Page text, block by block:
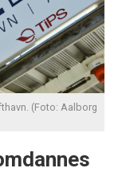
(Foto: Aalborg